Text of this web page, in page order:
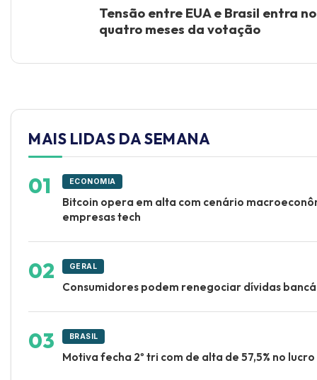
Tensão entre EUA e Brasil entra
quatro meses da votação
MAIS LIDAS DA SEMANA
ECONOMIA
Bitcoin opera em alta com cenário
empresas tech
GERAL
Consumidores podem renegociar dívidas
BRASIL
Motiva fecha 2º tri com de alta de 57,5% no